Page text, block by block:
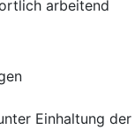
arbeitend
Einhaltung